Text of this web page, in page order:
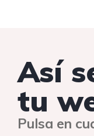
Así
tu
Pulsa en